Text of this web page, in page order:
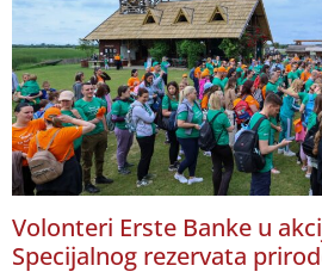
Volonteri Erste Banke u
Specijalnog rezervata